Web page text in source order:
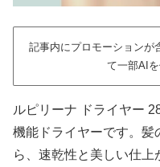
記事内にプロモーションが
て一部AIを
ルピリーナ ドライヤー
機能ドライヤーです。髪
ら、速乾性と美しい仕